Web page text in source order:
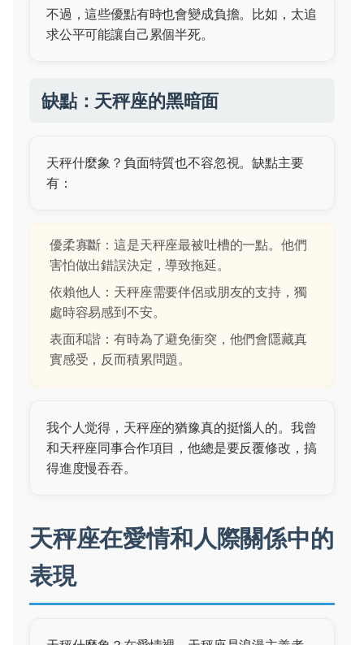
不過，這些優點有時也會變成負擔。比如，太追
求公平可能讓自己累個半死。
缺點：天秤座的黑暗面
天秤什麼象？負面特質也不容忽視。缺點主要
有：
優柔寡斷：這是天秤座最被吐槽的一點。他們
害怕做出錯誤決定，導致拖延。
依賴他人：天秤座需要伴侶或朋友的支持，獨
處時容易感到不安。
表面和諧：有時為了避免衝突，他們會隱藏真
實感受，反而積累問題。
我个人觉得，天秤座的猶豫真的挺惱人的。我曾
和天秤座同事合作項目，他總是要反覆修改，搞
得進度慢吞吞。
天秤座在愛情和人際關係中的
表現